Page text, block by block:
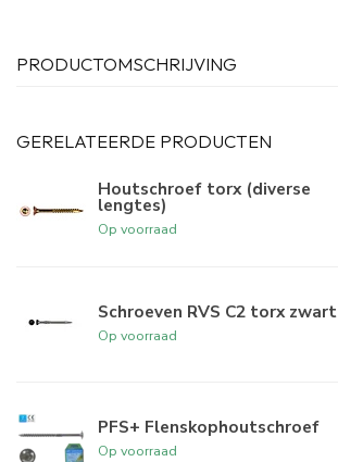
PRODUCTOMSCHRIJVING
GERELATEERDE PRODUCTEN
Houtschroef torx (diverse
lengtes)
Op voorraad
Schroeven RVS C2 torx zwart
Op voorraad
PFS+ Flenskophoutschroef
Op voorraad